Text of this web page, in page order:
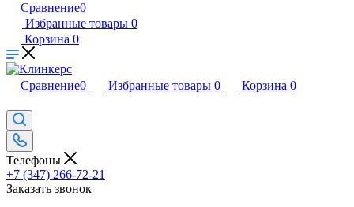
Сравнение0
Избранные товары 0
Корзина 0
Сравнение0 Избранные товары 0 Корзина 0
Телефоны
+7 (347) 266-72-21
Заказать звонок